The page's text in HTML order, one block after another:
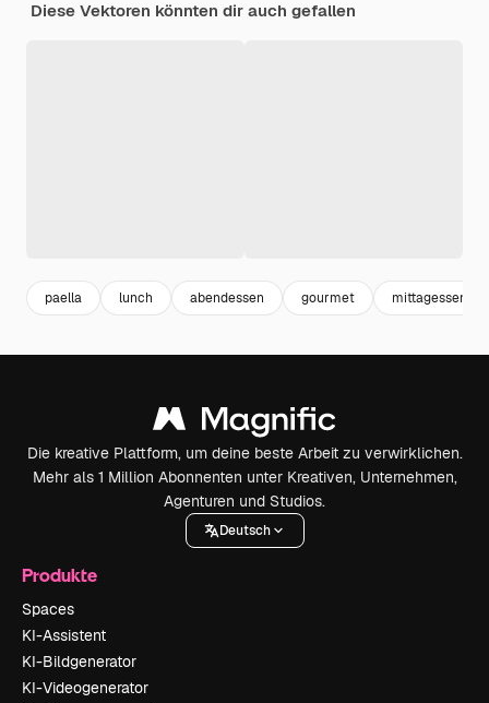
Diese Vektoren könnten dir auch gefallen
paella lunch abendessen gourmet mittagessen
Die kreative Plattform, um deine beste Arbeit zu verwirklichen.
Mehr als 1 Million Abonnenten unter Kreativen, Unternehmen,
Agenturen und Studios.
Deutsch
Produkte
Spaces
KI-Assistent
KI-Bildgenerator
KI-Videogenerator